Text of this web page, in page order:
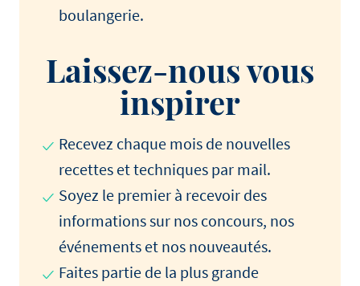
boulangerie.
Laissez-nous vous
inspirer
Recevez chaque mois de nouvelles
recettes et techniques par mail.
Soyez le premier à recevoir des
informations sur nos concours, nos
événements et nos nouveautés.
Faites partie de la plus grande